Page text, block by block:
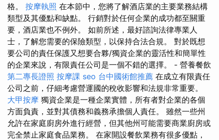
格。 按摩執照 在本節中，您將了解酒店業的主要業務結構
類型及其優點和缺點。 行銷對於任何企業的成功都至關重
要，酒店業也不例外。 如前所述，最好諮詢法律專業人
士，了解您需要的保險類型，以保持合法合規。 對於既想
要公司的責任保護又想要合夥/獨資企業的靈活性和簡單性
的企業來說，有限責任公司是一個不錯的選擇。 - 營養餐飲
第二專長證照 按摩課 seo 台中國術館推薦 在成立有限責任
公司之前，仔細考慮營運國的稅收影響和法規非常重要。
大甲按摩 獨資企業是一種企業實體，所有者對企業的各個
方面負責，並對其債務和義務承擔個人責任。 雖然一些州
允許在家庭廚房外進行經營，但其他州可能需要商業廚房或
完全禁止家庭食品業務。 在家開設餐飲業務有很多優點，